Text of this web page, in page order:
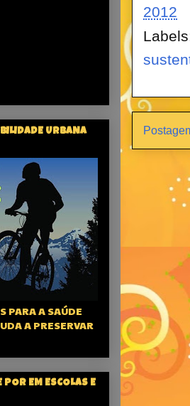
2012
URBANA
PARA A SAÚDE
A PRESERVAR
POR EM ESCOLAS E